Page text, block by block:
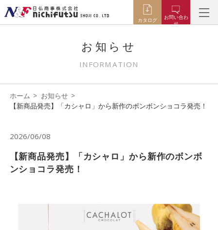
カタログ
お問い合わ
せ
お知らせ
INFORMATION
ホーム
お知らせ
【新商品発売】「カシャロ」から新作のボンボンショコラ発売！
2026/06/08
【新商品発売】「カシャロ」から新作のボンボ
ンショコラ発売！